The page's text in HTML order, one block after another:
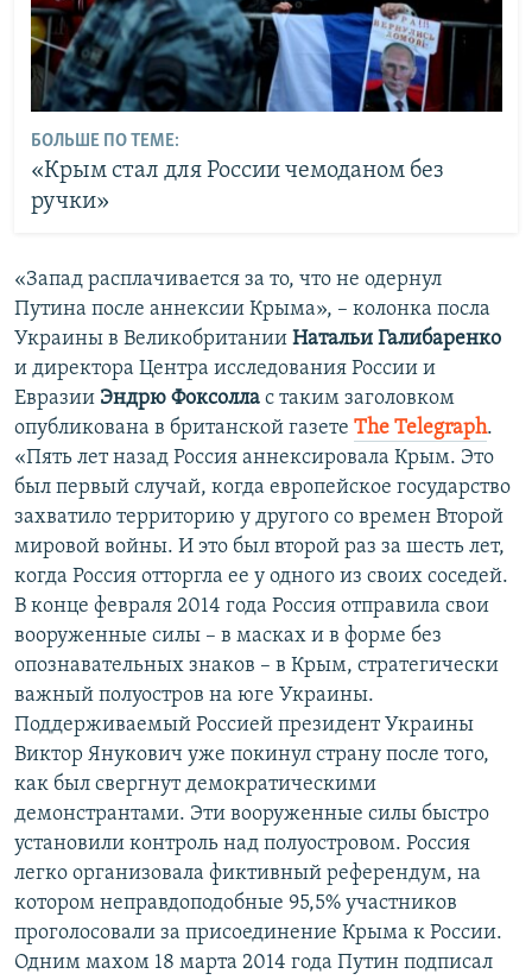
БОЛЬШЕ ПО ТЕМЕ:
«Крым стал для России чемоданом без
ручки»
«Запад расплачивается за то, что не одернул
Путина после аннексии Крыма», – колонка посла
Украины в Великобритании Натальи Галибаренко
и директора Центра исследования России и
Евразии Эндрю Фоксолла с таким заголовком
опубликована в британской газете The Telegraph.
«Пять лет назад Россия аннексировала Крым. Это
был первый случай, когда европейское государство
захватило территорию у другого со времен Второй
мировой войны. И это был второй раз за шесть лет,
когда Россия отторгла ее у одного из своих соседей.
В конце февраля 2014 года Россия отправила свои
вооруженные силы – в масках и в форме без
опознавательных знаков – в Крым, стратегически
важный полуостров на юге Украины.
Поддерживаемый Россией президент Украины
Виктор Янукович уже покинул страну после того,
как был свергнут демократическими
демонстрантами. Эти вооруженные силы быстро
установили контроль над полуостровом. Россия
легко организовала фиктивный референдум, на
котором неправдоподобные 95,5% участников
проголосовали за присоединение Крыма к России.
Одним махом 18 марта 2014 года Путин подписал